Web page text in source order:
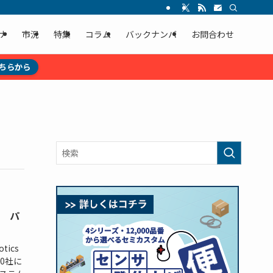
市況 特集 コラム バックナンバ お問合わせ
らから
パ
社に